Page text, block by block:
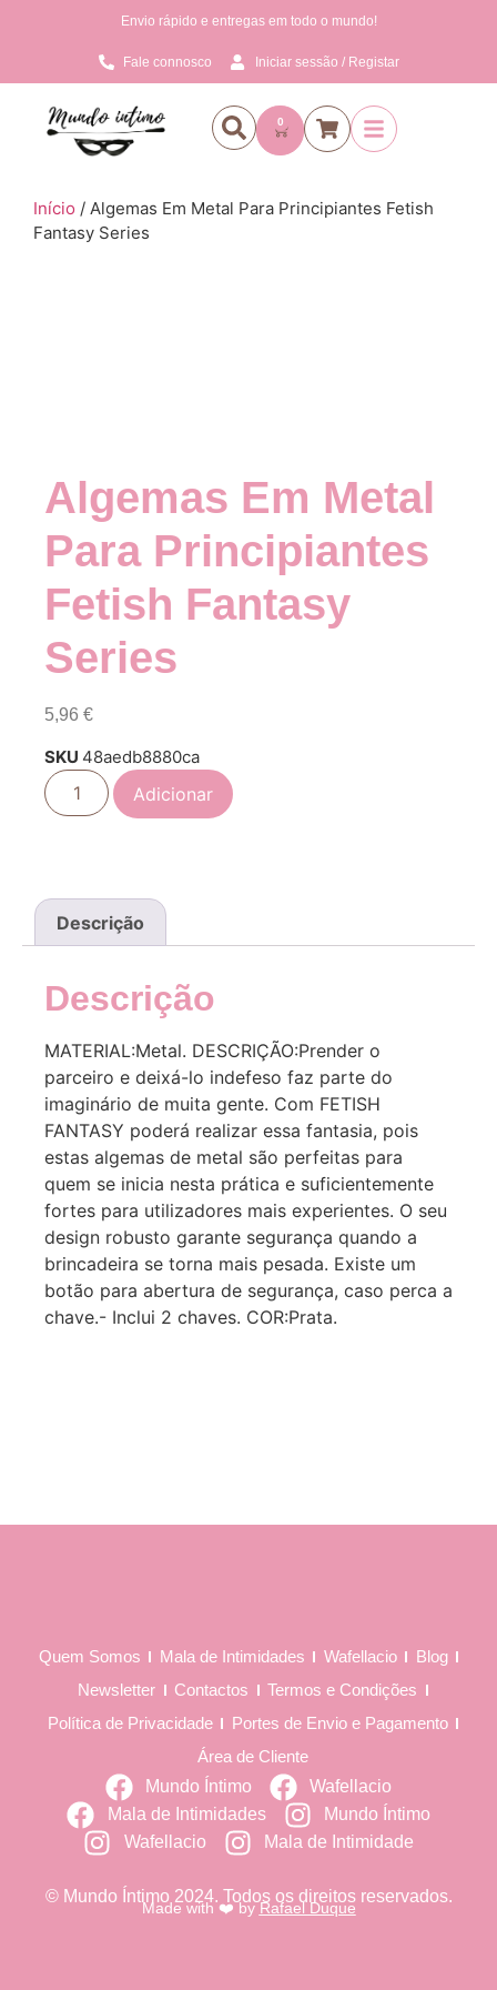
Envio rápido e entregas em todo o mundo!
Fale connosco Iniciar sessão / Registar
0
Início / Algemas Em Metal Para Principiantes Fetish
Fantasy Series
Algemas Em Metal
Para Principiantes
Fetish Fantasy
Series
5,96 €
SKU 48aedb8880ca
Adicionar
Descrição
Descrição
MATERIAL:Metal. DESCRIÇÃO:Prender o
parceiro e deixá-lo indefeso faz parte do
imaginário de muita gente. Com FETISH
FANTASY poderá realizar essa fantasia, pois
estas algemas de metal são perfeitas para
quem se inicia nesta prática e suficientemente
fortes para utilizadores mais experientes. O seu
design robusto garante segurança quando a
brincadeira se torna mais pesada. Existe um
botão para abertura de segurança, caso perca a
chave.- Inclui 2 chaves. COR:Prata.
Quem Somos Mala de Intimidades Wafellacio
Blog
Newsletter
Contactos
Termos e Condições
Política de Privacidade
Portes de Envio e Pagamento
Área de Cliente
Mundo Íntimo
Wafellacio
Mala de Intimidades
Mundo Íntimo
Wafellacio
Mala de Intimidade
© Mundo Íntimo 2024. Todos os direitos reservados.
Made with ❤️ byRafael Duque